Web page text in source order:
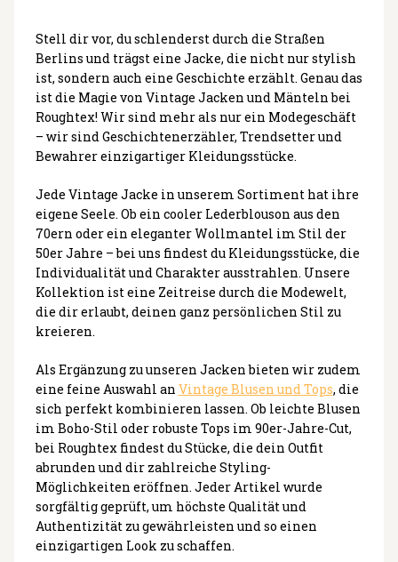
Stell dir vor, du schlenderst durch die Straßen
Berlins und trägst eine Jacke, die nicht nur stylish
ist, sondern auch eine Geschichte erzählt. Genau das
ist die Magie von Vintage Jacken und Mänteln bei
Roughtex! Wir sind mehr als nur ein Modegeschäft
– wir sind Geschichtenerzähler, Trendsetter und
Bewahrer einzigartiger Kleidungsstücke.
Jede Vintage Jacke in unserem Sortiment hat ihre
eigene Seele. Ob ein cooler Lederblouson aus den
70ern oder ein eleganter Wollmantel im Stil der
50er Jahre – bei uns findest du Kleidungsstücke, die
Individualität und Charakter ausstrahlen. Unsere
Kollektion ist eine Zeitreise durch die Modewelt,
die dir erlaubt, deinen ganz persönlichen Stil zu
kreieren.
Als Ergänzung zu unseren Jacken bieten wir zudem
eine feine Auswahl an Vintage Blusen und Tops, die
sich perfekt kombinieren lassen. Ob leichte Blusen
im Boho-Stil oder robuste Tops im 90er-Jahre-Cut,
bei Roughtex findest du Stücke, die dein Outfit
abrunden und dir zahlreiche Styling-
Möglichkeiten eröffnen. Jeder Artikel wurde
sorgfältig geprüft, um höchste Qualität und
Authentizität zu gewährleisten und so einen
einzigartigen Look zu schaffen.